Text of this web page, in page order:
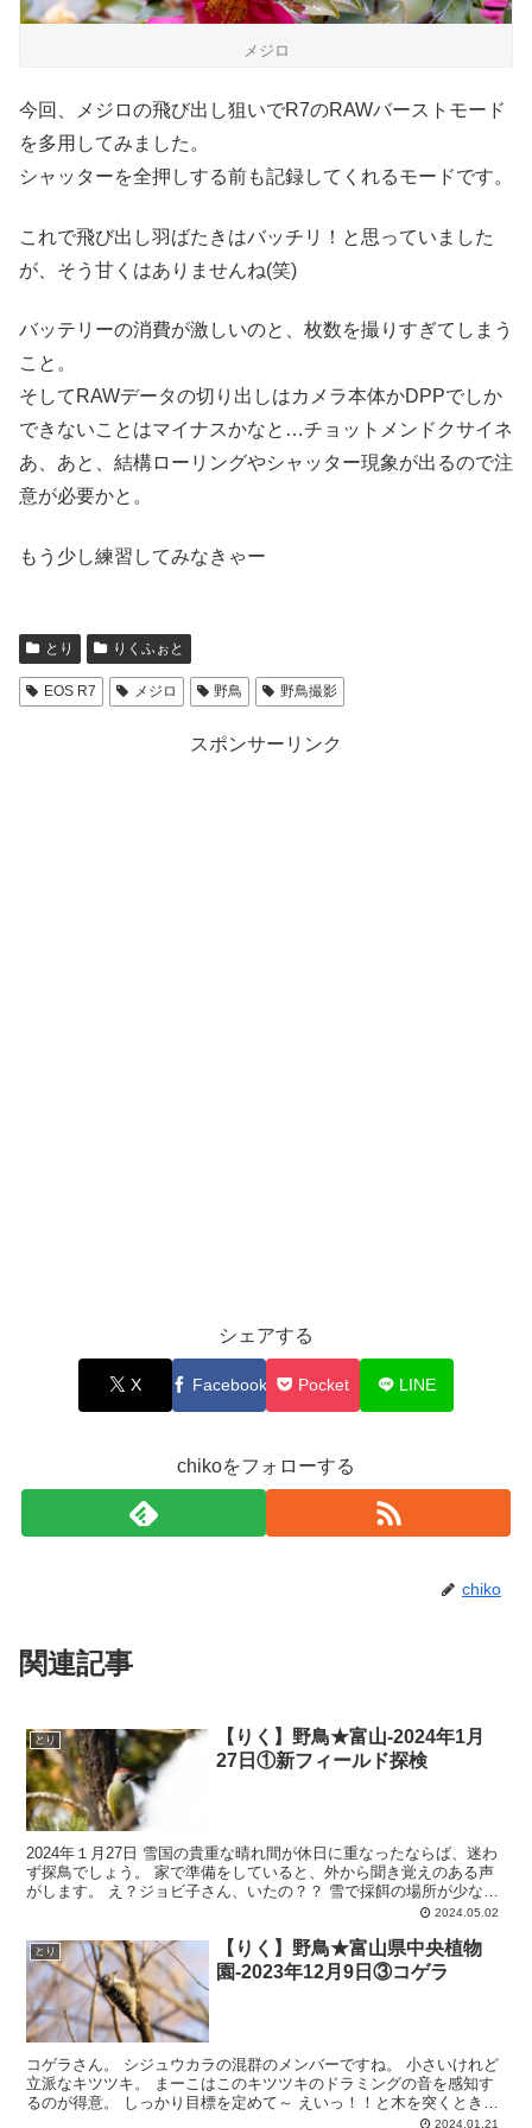
メジロ
今回、メジロの飛び出し狙いでR7のRAWバーストモード
を多用してみました。
シャッターを全押しする前も記録してくれるモードです。
これで飛び出し羽ばたきはバッチリ！と思っていました
が、そう甘くはありませんね(笑)
バッテリーの消費が激しいのと、枚数を撮りすぎてしまう
こと。
そしてRAWデータの切り出しはカメラ本体かDPPでしか
できないことはマイナスかなと…チョットメンドクサイネ
あ、あと、結構ローリングやシャッター現象が出るので注
意が必要かと。
もう少し練習してみなきゃー
とり りくふぉと
EOS R7 メジロ 野鳥 野鳥撮影
スポンサーリンク
シェアする
X Facebook Pocket LINE
chikoをフォローする
chiko
関連記事
とり
【りく】野鳥★富山-2024年1月
27日①新フィールド探検
2024年１月27日 雪国の貴重な晴れ間が休日に重なったならば、迷わ
ず探鳥でしょう。 家で準備をしていると、外から聞き覚えのある声
がします。 え？ジョビ子さん、いたの？？ 雪で採餌の場所が少なく
2024.05.02
とり
【りく】野鳥★富山県中央植物
園-2023年12月9日③コゲラ
コゲラさん。 シジュウカラの混群のメンバーですね。 小さいけれど
立派なキツツキ。 まーこはこのキツツキのドラミングの音を感知す
るのが得意。 しっかり目標を定めて～ えいっ！！と木を突くときは
2024.01.21